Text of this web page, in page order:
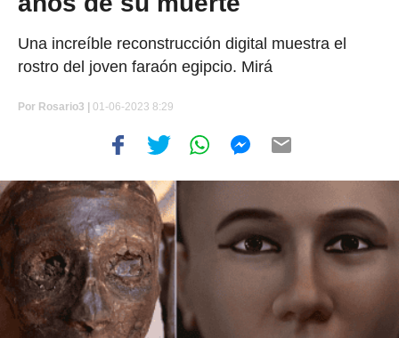
Una increíble reconstrucción digital muestra el
rostro del joven faraón egipcio. Mirá
Por Rosario3 | 01-06-2023 8:29